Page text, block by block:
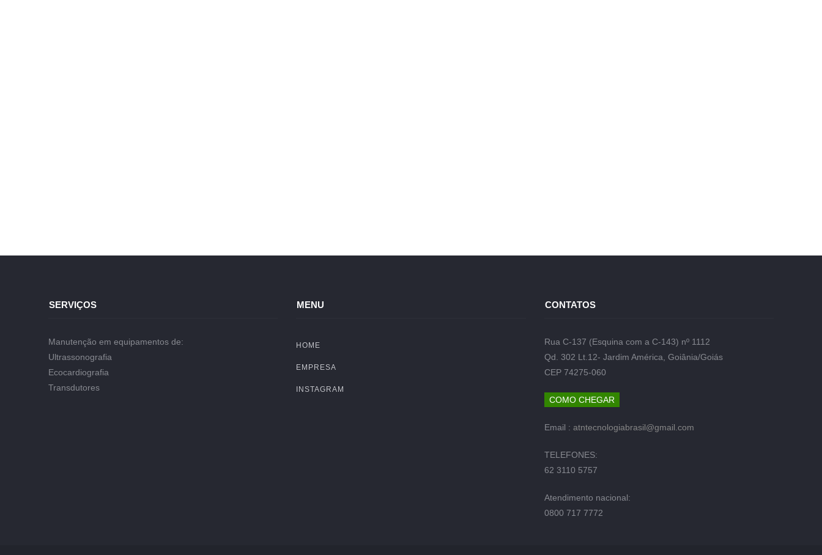
SERVIÇOS
Manutenção em equipamentos de:
Ultrassonografia
Ecocardiografia
Transdutores
MENU
HOME
EMPRESA
INSTAGRAM
CONTATOS
Rua C-137 (Esquina com a C-143) nº 1112
Qd. 302 Lt.12- Jardim América, Goiânia/Goiás
CEP 74275-060
COMO CHEGAR
Email : atntecnologiabrasil@gmail.com
TELEFONES:
62 3110 5757
Atendimento nacional:
0800 717 7772